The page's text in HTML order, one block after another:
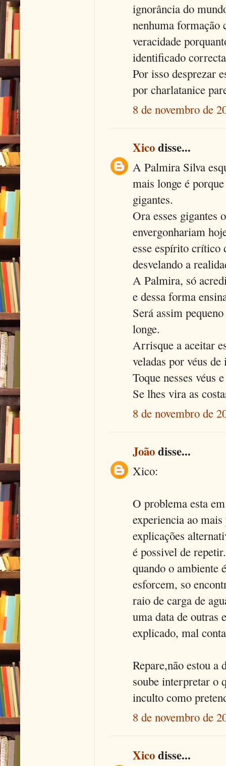
ignorância do
nenhuma formação
veracidade
identificado
Por isso desprezar
por charlatanice
8 de novembro de
Xicodisse...
A Palmira Silva
mais longe é
gigantes.
Ora esses gigantes
envergonhariam
esse espírito crítico
desvelando a
A Palmira, só
e dessa forma
Será assim
longe.
Arrisque a aceitar
veladas por véus de
Toque nesses véus
Se lhes vira as
8 de novembro de
Joãodisse...
Xico:
O problema esta
experiencia ao
explicações
é possivel de
quando o ambiente
esforcem, so
raio de carga de
uma data de outras
explicado, mal
Repare,não estou a
soube interpretar o
inculto como
8 de novembro de
Xicodisse...